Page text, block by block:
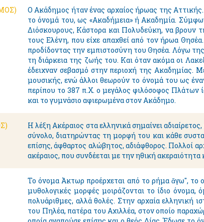
Ο Ακάδημος ήταν ένας αρχαίος ήρωας της
το όνομά του, ως «Ακαδήμεια» ή Ακαδημία.
Διόσκουρους, Κάστορα και Πολυδεύκη, να βρουν
τους Ελένη, που είχε απαχθεί από τον ήρωα
προδίδοντας την εμπιστοσύνη του Θησέα. Λόγω
τη διάρκεια της ζωής του. Και όταν ακόμα οι
έδειχναν σεβασμό στην περιοχή της Ακαδημίας.
μουσικής, ενώ άλλοι θεωρούν το όνομά του ως
περίπου το 387 π.Χ. ο μεγάλος φιλόσοφος
και το γυμνάσιο αφιερωμένα στον Ακάδημο.
Η λέξη Ακέραιος στα ελληνικά σημαίνει
σύνολο, διατηρώντας τη μορφή του και κάθε
επίσης, άφθαρτος αλώβητος, αδιάφθορος. Πολλοί
ακέραιος, που συνδέεται με την ηθική ακεραιότητα
Το όνομα Άκτωρ προέρχεται από το ρήμα ἄγω", το
μυθολογικές μορφές μοιράζονται το ίδιο όνομα,
πολυάριθμες, αλλά θολές. Στην αρχαία ελληνική
του Πηλέα, πατέρα του Αχιλλέα, στον οποίο